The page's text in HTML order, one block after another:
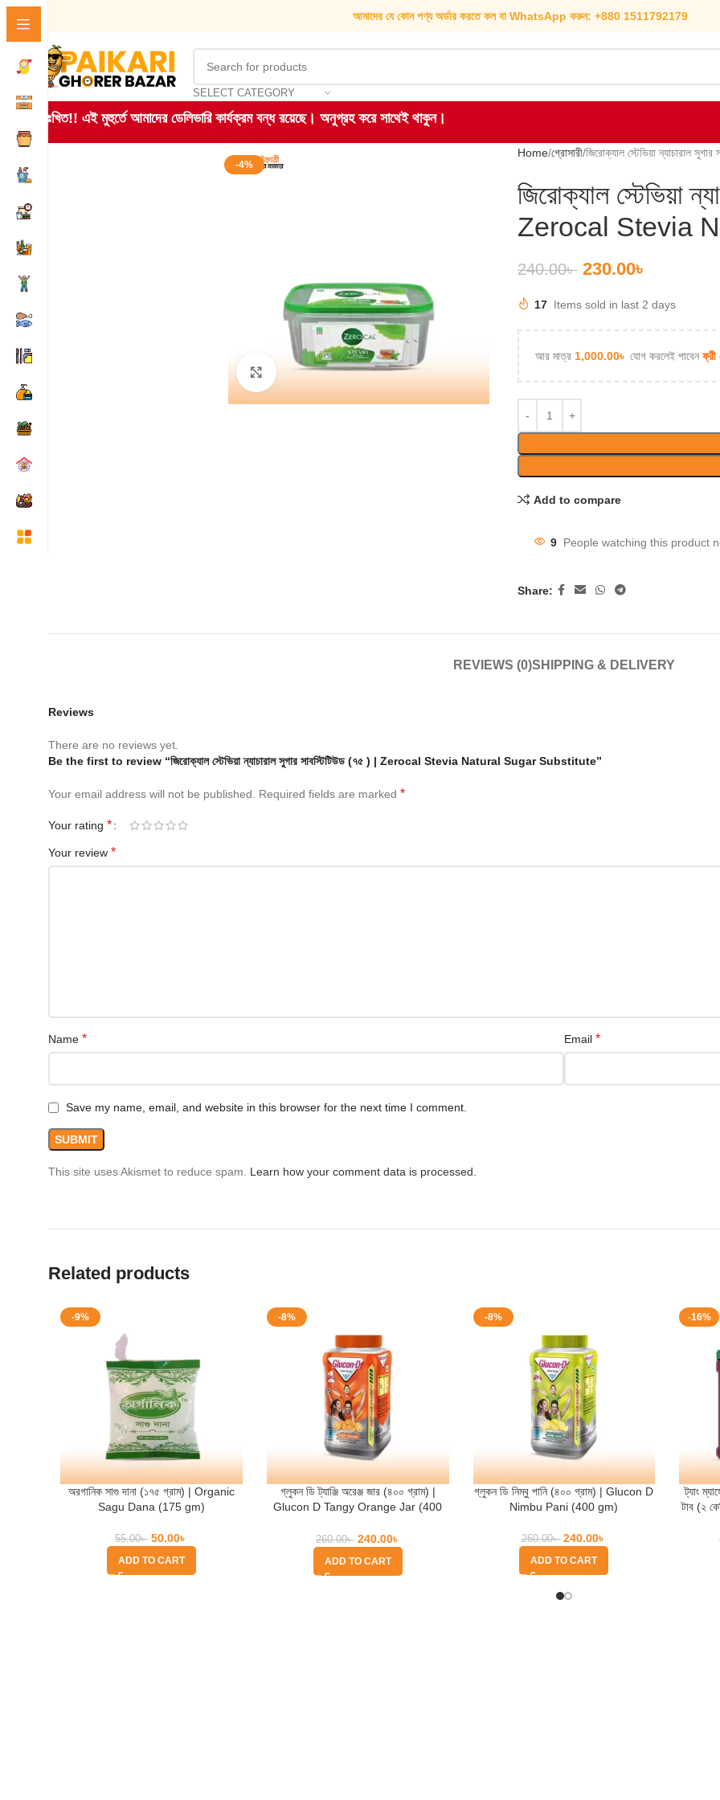
আমাদের যে কোন পণ্য অর্ডার করতে কল বা WhatsApp করুন: +880 1511792179
SELECT CATEGORY
দুঃখিত!! এই মুহুর্তে আমাদের ডেলিভারি কার্যক্রম বন্ধ রয়েছে। অনুগ্রহ করে সাথেই থাকুন।
-4%
Click to enlarge
Home গ্রোসারী জিরোক্যাল স্টেভিয়া
জিরোক্যাল স্টেভিয়া
Zerocal Stevia
240.00৳ 230.00৳
17 Items sold in last 2 days
আর মাত্র 1,000.00৳ যোগ করলেই পাবেনফ্রী
Add to compare
9 People watching this product
Share:
REVIEWS (0)SHIPPING & DELIVERY
Reviews
There are no reviews yet.
Be the first to review “জিরোক্যাল স্টেভিয়া ন্যাচারাল সুগার সাবস্টিটিউড (৭৫ ) | Zerocal Stevia Natural Sugar Substitute”
Your email address will not be published. Required fields are marked *
Your rating *
Your review *
Name * Email *
Save my name, email, and website in this browser for the next time I comment.
This site uses Akismet to reduce spam. Learn how your comment data is processed.
Related products
-9%
অরগানিক সাগু দানা (১৭৫ গ্রাম) | Organic
Sagu Dana (175 gm)
55.00৳ 50.00৳
ADD TO CART
-8%
গ্লুকন ডি ট্যাঞ্জি অরেঞ্জ জার (৪০০ গ্রাম) |
Glucon D Tangy Orange Jar (400
260.00৳ 240.00৳
ADD TO CART
-8%
গ্লুকন ডি নিম্বু পানি (৪০০ গ্রাম) | Glucon D
Nimbu Pani (400 gm)
260.00৳ 240.00৳
ADD TO CART
-16%
ট্যাং
টাব (২